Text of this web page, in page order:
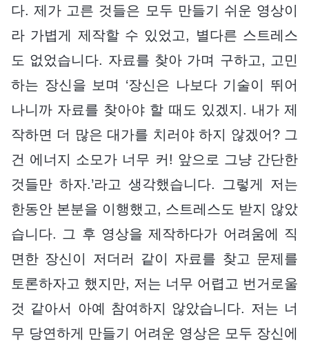
다. 제가 고른 것들은 모두 만들기 쉬운 영상이
라 가볍게 제작할 수 있었고, 별다른 스트레스
도 없었습니다. 자료를 찾아 가며 구하고, 고민
하는 장신을 보며 ‘장신은 나보다 기술이 뛰어
나니까 자료를 찾아야 할 때도 있겠지. 내가 제
작하면 더 많은 대가를 치러야 하지 않겠어? 그
건 에너지 소모가 너무 커! 앞으로 그냥 간단한
것들만 하자.’라고 생각했습니다. 그렇게 저는
한동안 본분을 이행했고, 스트레스도 받지 않았
습니다. 그 후 영상을 제작하다가 어려움에 직
면한 장신이 저더러 같이 자료를 찾고 문제를
토론하자고 했지만, 저는 너무 어렵고 번거로울
것 같아서 아예 참여하지 않았습니다. 저는 너
무 당연하게 만들기 어려운 영상은 모두 장신에